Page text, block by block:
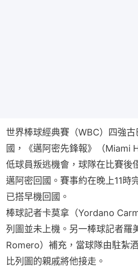
世界棒球經典賽（WBC）四強
國，《邁阿密先鋒報》（Miami
低球員叛逃機會，球隊在比賽後
邁阿密回國。賽事約在晚上11時
已搭早機回國。
棒球記者卡莫拿（Yordano
列圖並未上機。另一棒球記者羅
Romero）補充，當球隊由駐紮
比列圖的親戚將他接走。